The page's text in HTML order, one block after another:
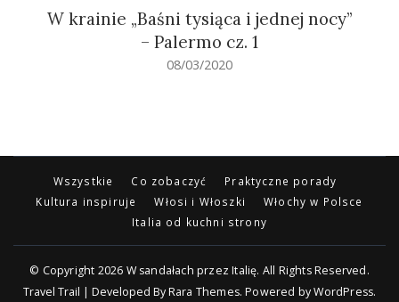
W krainie „Baśni tysiąca i jednej nocy”
– Palermo cz. 1
08/03/2020
Wszystkie Co zobaczyć
Praktyczne porady
Kultura inspiruje
Włosi i Włoszki
Włochy w Polsce
Italia od kuchni strony
© Copyright 2026 W sandałach przez Italię. All Rights Reserved.
Travel Trail | Developed ByRara Themes. Powered byWordPress.